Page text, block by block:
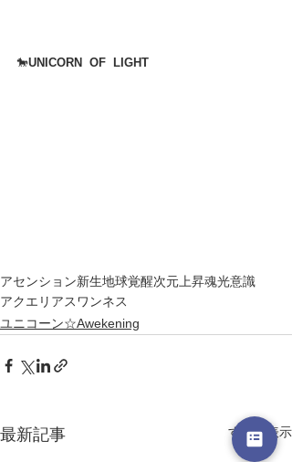
🐎UNICORN  OF  LIGHT
アセンション新生地球覚醒次元上昇魂光意識
アクエリアス ワンネス
ユニコーン☆Awekening
最新記事 すべて表示